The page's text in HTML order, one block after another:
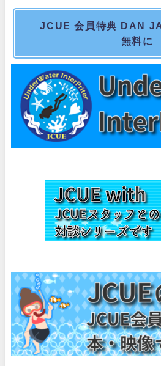
JCUE 会員特典 DAN
無料に